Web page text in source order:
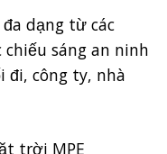
dạng từ các
sáng an ninh
đi, công ty, nhà